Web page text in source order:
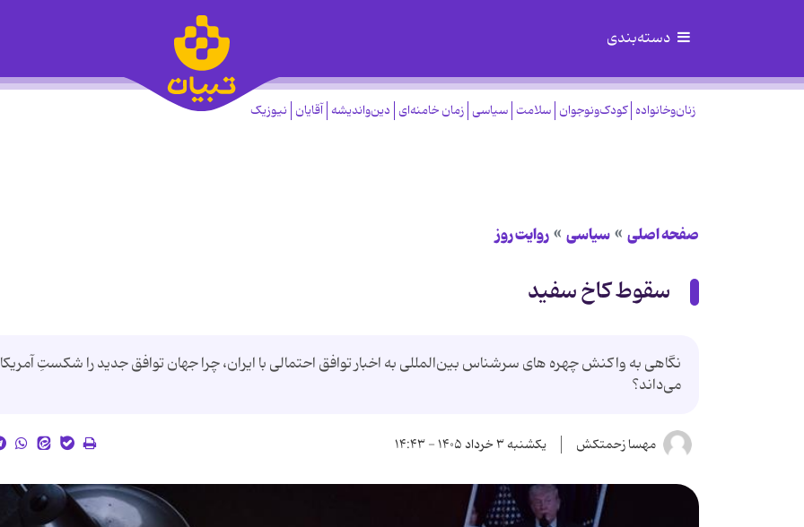
دسته‌بندی
زنان‌وخانواده کودک‌ونوجوان سلامت سیاسی زمان خامنه‌ای دین‌واندیشه آقایان نیوزیک
صفحه اصلی سیاسی روایت روز
سقوط کاخ سفید
نگاهی به واکنش چهره های سرشناس بین‌المللی به اخبار توافق احتمالی با ایران، چرا جهان توافق جدید را شکستِ آمریکا
می‌داند؟
مهسا زحمتکش یکشنبه ۳ خرداد ۱۴۰۵ - ۱۴:۴۳